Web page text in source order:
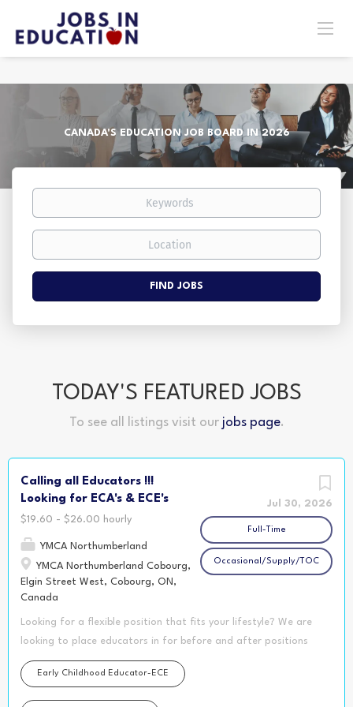
CANADA'S EDUCATION JOB BOARD IN 2026
Keywords
Location
Find
FIND JOBS
TODAY'S FEATURED JOBS
To see all listings visit our jobs page.
Jul 30, 2026
Full-Time
Occasional/Supply/TOC
Calling all Educators !!!
Looking for ECA's & ECE's
$19.60 - $26.00 hourly
YMCA Northumberland
YMCA Northumberland Cobourg,
Elgin Street West, Cobourg, ON,
Canada
Looking for a flexible position that fits your lifestyle? We are
looking to place educators in for before and after positions
for September 2026 ! Whether you’re attending school,
balancing a second job, raising a family, or simply looking for
a schedule that gives you more freedom during the day, the
Early Childhood Educator-ECE